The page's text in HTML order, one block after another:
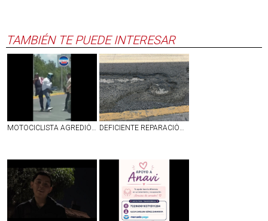
TAMBIÉN TE PUEDE INTERESAR
MOTOCICLISTA AGREDIÓ A UNOS ABUELITOS EN JESÚS MARÍA Y TERMINÓ SIENDO GOLPEADO | VIDEO DEFICIENTE REPARACIÓN DE BACHE EN CALLE LÓPEZ VELARDE EN EL PRIMER CUADRO DE AGUASCALIENTES